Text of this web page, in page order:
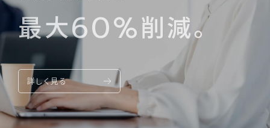
詳しく見る
港湾物流業務の効率化と
コンテナターミナルのゲート前混雑の解消等を図り、
港湾物流全体の生産性向上を目指す。
Cyber Portについて お問い合わせ
最大60%削減。
詳しく見る
詳しく見る
詳しく見る
Cyber Portについて お問い合わせ